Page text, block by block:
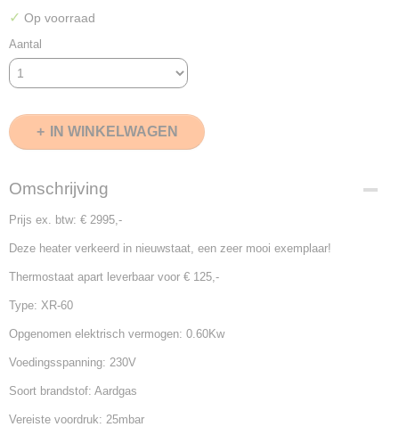
✓ Op voorraad
Aantal
IN WINKELWAGEN
Omschrijving
Prijs ex. btw: € 2995,-
Deze heater verkeerd in nieuwstaat, een zeer mooi exemplaar!
Thermostaat apart leverbaar voor € 125,-
Type: XR-60
Opgenomen elektrisch vermogen: 0.60Kw
Voedingsspanning: 230V
Soort brandstof: Aardgas
Vereiste voordruk: 25mbar